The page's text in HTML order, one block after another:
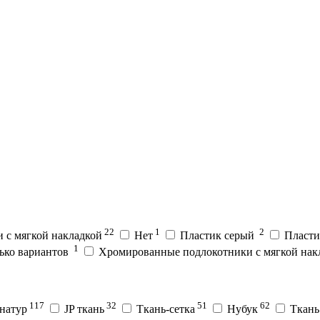
мягкой накладкой 22 Нет 1 Пластик серый 2
вариантов 1 Хромированные подлокотники с мягкой
117 JP ткань 32 Ткань-сетка 51 Нубук 62